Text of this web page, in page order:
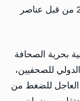
الشرعية، محتجزًا منذ 19 نوفمبر 2023 من قبل عناصر
بحرية الصحافة
للصحفيين،
العاجل للضغط من